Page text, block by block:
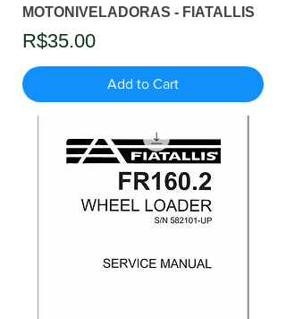
MOTONIVELADORAS - FIATALLIS
Price
R$35.00
Add to Cart